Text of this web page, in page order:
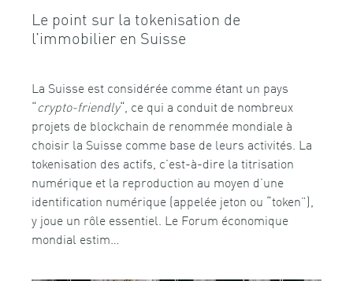
Le point sur la tokenisation de
l’immobilier en Suisse
La Suisse est considérée comme étant un pays
“crypto-friendly“, ce qui a conduit de nombreux
projets de blockchain de renommée mondiale à
choisir la Suisse comme base de leurs activités. La
tokenisation des actifs, c’est-à-dire la titrisation
numérique et la reproduction au moyen d’une
identification numérique (appelée jeton ou “token”),
y joue un rôle essentiel. Le Forum économique
mondial estim…